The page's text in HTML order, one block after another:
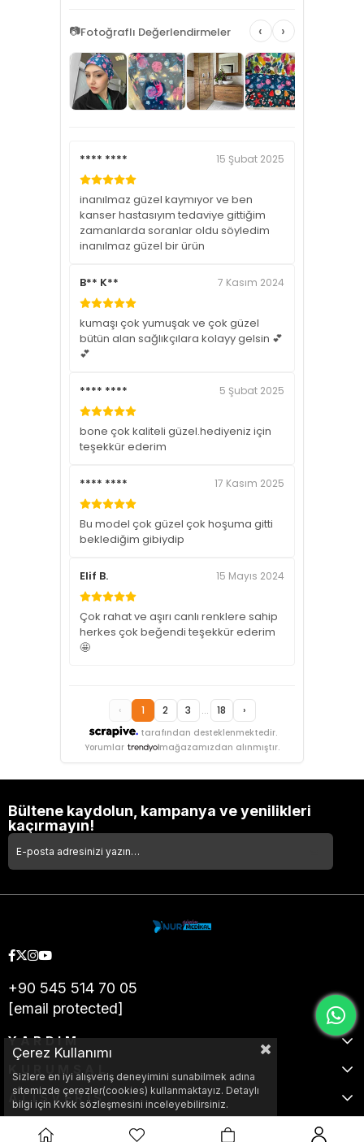
📷Fotoğraflı Değerlendirmeler ‹ ›
**** **** 15 Şubat 2025
inanılmaz güzel kaymıyor ve ben
kanser hastasıyım tedaviye gittiğim
zamanlarda soranlar oldu söyledim
inanılmaz güzel bir ürün
B** K** 7 Kasım 2024
kumaşı çok yumuşak ve çok güzel
bütün alan sağlıkçılara kolayy gelsin 💕
💕
**** **** 5 Şubat 2025
bone çok kaliteli güzel.hediyeniz için
teşekkür ederim
**** **** 17 Kasım 2025
Bu model çok güzel çok hoşuma gitti
beklediğim gibiydip
Elif B. 15 Mayıs 2024
Çok rahat ve aşırı canlı renklere sahip
herkes çok beğendi teşekkür ederim
🤩
tarafından desteklenmektedir.
‹ 1 2 3 ... 18 ›
Yorumlar mağazamızdan alınmıştır.
Bültene kaydolun, kampanya ve yenilikleri
kaçırmayın!
+90 545 514 70 05
[email protected]
YARDIM
ALIŞVERİŞ
Çerez Kullanımı
Sizlere en iyi alışveriş deneyimini sunabilmek adına
sitemizde çerezler(cookies) kullanmaktayız. Detaylı
bilgi için Kvkk sözleşmesini inceleyebilirsiniz.